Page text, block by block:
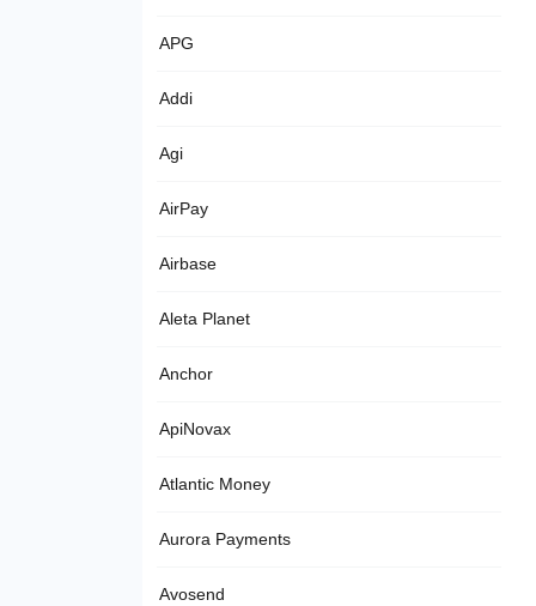
APG
Addi
Agi
AirPay
Airbase
Aleta Planet
Anchor
ApiNovax
Atlantic Money
Aurora Payments
Avosend